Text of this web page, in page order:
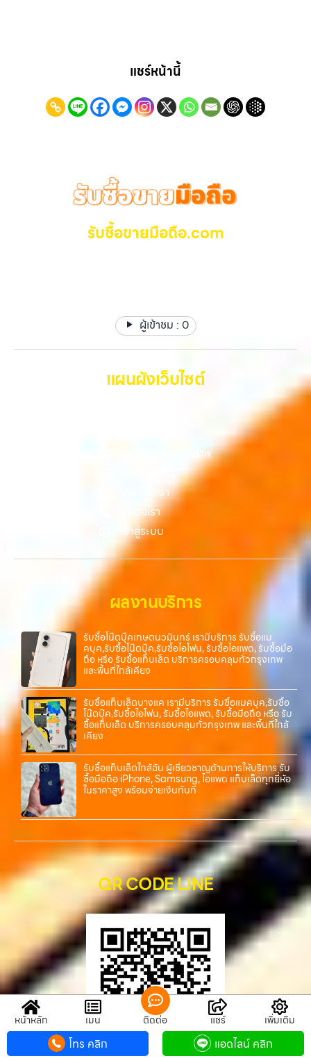
บริการครบวงจร บริการของเรา เราให้บริการแบบครบวงจรสำหรับลูกค้าที่
ต้องการขายอุปกรณ์ไอที ไม่ว่าจะเป็น: รับซื้อไอโฟน ทุกรุ่น ทั้งเครื่องใหม่และ
ครอบคลุมทั้ง iPhone สายใหม่-เก่า, Samsung ทุกรุ่น, iPad และแท็บเล็ต
เพราะมูลค่าของเครื่องไม่ได้ขึ้นอยู่แค่ยี่ห้อ แต่ขึ้นอยู่กับสภาพจริง ความครบ
ชุด และความสะดวกในการขายของคุณ เราจึงตั้งใจให้บริการในเขต
ราคาสูง” — ที่นี่คือคำตอบ เพราะบริการของเรามุ่งตรงให้คุณได้รับราคาและ
ความสะดวกสบายที่เหนือกว่า เลือกเราแล้วคุณจะได้บริการที่คุณไว้วางใจ
อาชีพ และจ่ายเงินทันที ทั้งหมดนี้เพื่อให้การขายอุปกรณ์ของคุณเป็นเรื่อง
ซื้อแมคบุค, รับซื้อโน๊ตบุ๊ค, รับซื้อแท็บเล็ต, หรือบริการอื่นๆ เกี่ยวกับสินค้า
ไอที กรุงเทพฯ – เราพร้อมให้บริการครบวงจร บริการของเรา เราให้บริการ
แบบครบวงจรสำหรับลูกค้าที่ต้องการขายอุปกรณ์ไอที ไม่ว่าจะเป็น: รับซื้อไอ
รับซื้อแท็บเล็ตบางแค เรามีบริการ รับซื้อแมคบุค,รับซื้อโน๊ตบุ๊ค,รับซื้อไอโฟน,
รับซื้อไอแพด, รับซื้อมือถือ หรือ รับซื้อแท็บเล็ต บริการครอบคลุมทั่ว
กรุงเทพ… รับซื้อแท็บเล็ตบางแค รับซื้อ iPhone ทุกรุ่น ให้ราคาสูง พร้อม
จ่ายเงินทันที ประสบการณ์เหนือระดับกับการ รับซื้อไอโฟน, รับซื้อไอ
ฉัน” ที่สุด ในยุคที่สมาร์ทโฟน แท็บเล็ต และอุปกรณ์ไอทีใหม่ๆ เปลี่ยนรุ่นกัน
แทบทุกช่วงเวลา อุปกรณ์ที่คุณใช้แล้วอาจกลายเป็นของที่ไม่ได้ใช้งานอยู่
อุปกรณ์ที่ไม่ใช้แล้วให้กลายเป็นเงินสดได้ทันที ด้วยบริการ รับซื้อไอโฟน, รับ
ซื้อไอแพด, รับซื้อมือถือ, รับซื้อโทรศัพท์, รับซื้อโน๊ตบุ๊ค, รับซื้อแท็บเล็ต, รับ
เปลี่ยนรุ่น หรือต้องการเงินด่วน เราจึงมอบบริการประเมินสภาพเครื่อง ฟรี
ปราบปรามความยุ่งยากทั้งหลาย โดยเน้น โปร่งใส มั่นใจได้ และจ่ายเงินทันที
ใช้งานแล้ว ตกแต่งแล้ว หรือมีรอยบ้าง เพราะมูลค่าของเครื่องไม่ได้ขึ้นอยู่แค่
ยี่ห้อ แต่ขึ้นอยู่กับสภาพจริง ความครบชุด และความสะดวกในการขายของ
คุณ เราจึงตั้งใจให้บริการในเขต ลาดพร้าว, รัชดา, บางรัก, แจ้งวัฒนะ,
บางแค, วัชรพล, รามอินทรา, บางนา, บางพลี, เกษตรนวมินทร์, เสนานิคม,
วังหิน อย่างเต็มที่ ไม่ว่าคุณจะค้นหาคำว่า “รับซื้อมือถือใกล้ฉัน”, “รับซื้อ
โทรศัพท์มือสองกรุงเทพ”, “ขาย iPad ได้ราคา”, “รับซื้อแท็บเล็ต กรุงเทพ
ถึงที่”, หรือ “รับซื้อ Samsung มือสอง ราคาสูง” — ที่นี่คือคำตอบ เพราะ
บริการของเรามุ่งตรงให้คุณได้รับราคาและความสะดวกสบายที่เหนือกว่า
เลือกเราแล้วคุณจะได้บริการที่คุณไว้วางใจ พร้อมทีมงานที่พร้อมอำนวย
ความสะดวก นัดรับถึงที่ ตรวจสภาพอย่างมืออาชีพ และจ่ายเงินทันที
ทั้งหมดนี้เพื่อให้การขายอุปกรณ์ของคุณเป็นเรื่องง่ายขึ้น ดีกว่า รวดเร็วกว่า
และคุ้มค่ากว่า ทำไมต้องเลือกเรา ผู้เชี่ยวชาญด้านการให้บริการ รับซื้อมือถือ
iPhone, Samsung, ไอแพด แท็บเล็ตทุกยี่ห้อ ในราคาสูง พร้อมจ่ายเงิน
ทันที โดยเน้นบริการในพื้นที่ ลาดพร้าว, รัชดา, บางรัก, แจ้งวัฒนะ, บางแค,
วัชรพล, รามอินทรา, รวมถึง บางนา, บางพลี, เกษตรนวมินทร์, เสนานิคม,
วังหินไม่ว่าคุณจะต้องการ รับซื้อโทรศัพท์, รับซื้อแมคบุค, รับซื้อโน๊ตบุ๊ค, รับ
ซื้อแท็บเล็ต, หรือบริการอื่นๆ เกี่ยวกับสินค้าไอที กรุงเทพฯ – เราพร้อมให้
บริการครบวงจร บริการของเรา เราให้บริการแบบครบวงจรสำหรับลูกค้าที่
ต้องการขายอุปกรณ์ไอที ไม่ว่าจะเป็น: รับซื้อไอโฟน ทุกรุ่น…
แชร์หน้านี้
รับซื้อขายมือถือ.com
ผู้เข้าชม : 0
แผนผังเว็บไซต์
Gallery รวมรูปภาพ
เกี่ยวกับเรา
ติดต่อเรา
เข้าสู่ระบบ
ผลงานบริการ
รับซื้อโน๊ตบุ๊คเกษตนวมินทร์ เรามีบริการ รับซื้อแม
คบุค,รับซื้อโน๊ตบุ๊ค,รับซื้อไอโฟน, รับซื้อไอแพด, รับซื้อมือ
ถือ หรือ รับซื้อแท็บเล็ต บริการครอบคลุมทั่วกรุงเทพ
และพื้นที่ใกล้เคียง
รับซื้อแท็บเล็ตบางแค เรามีบริการ รับซื้อแมคบุค,รับซื้อ
โน๊ตบุ๊ค,รับซื้อไอโฟน, รับซื้อไอแพด, รับซื้อมือถือ หรือ รับ
ซื้อแท็บเล็ต บริการครอบคลุมทั่วกรุงเทพ และพื้นที่ใกล้
เคียง
รับซื้อแท็บเล็ตใกล้ฉัน ผู้เชี่ยวชาญด้านการให้บริการ รับ
ซื้อมือถือ iPhone, Samsung, ไอแพด แท็บเล็ตทุกยี่ห้อ
ในราคาสูง พร้อมจ่ายเงินทันที
QR CODE LINE
หน้าหลัก เมนู ติดต่อ แชร์ เพิ่มเติม
โทร คลิก แอดไลน์ คลิก